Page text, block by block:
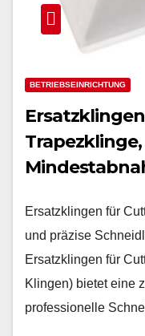
BETRIEBSEINRICHTUNG
Trapezklinge,
Ersatzklingen für
und präzise
Ersatzklingen für
Klingen) bietet eine
professionelle